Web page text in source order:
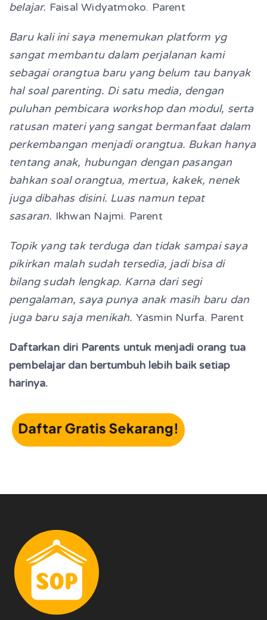
belajar. Faisal Widyatmoko. Parent
Baru kali ini saya menemukan platform yg
sangat membantu dalam perjalanan kami
sebagai orangtua baru yang belum tau banyak
hal soal parenting. Di satu media, dengan
puluhan pembicara workshop dan modul, serta
ratusan materi yang sangat bermanfaat dalam
perkembangan menjadi orangtua. Bukan hanya
tentang anak, hubungan dengan pasangan
bahkan soal orangtua, mertua, kakek, nenek
juga dibahas disini. Luas namun tepat
sasaran. Ikhwan Najmi. Parent
Topik yang tak terduga dan tidak sampai saya
pikirkan malah sudah tersedia, jadi bisa di
bilang sudah lengkap. Karna dari segi
pengalaman, saya punya anak masih baru dan
juga baru saja menikah. Yasmin Nurfa. Parent
Daftarkan diri Parents untuk menjadi orang tua
pembelajar dan bertumbuh lebih baik setiap
harinya.